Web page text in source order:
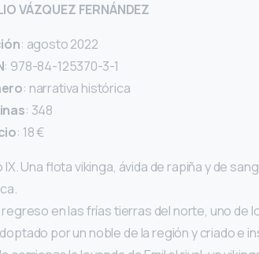
VÁZQUEZ FERNÁNDEZ
: agosto 2022
: 978-84-125370-3-1
: narrativa histórica
: 348
: 18 €
IX. Una flota vikinga, ávida de rapiña y de
regreso en las frías tierras del norte, uno de
por un noble de la región y criado e